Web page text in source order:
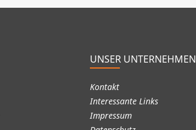
UNSER UNTERNEHMEN
Kontakt
Interessante Links
Impressum